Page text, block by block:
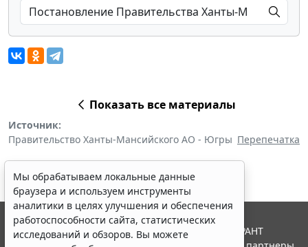
Показать все материалы
Источник:
Правительство Ханты-Мансийского АО - Югры Перепечатка
Мы обрабатываем локальные данные
браузера и используем инструменты
аналитики в целях улучшения и обеспечения
работоспособности сайта, статистических
исследований и обзоров. Вы можете
© ООО "НПП "ГАРАНТ-СЕРВИС", 2026. Система ГАРАНТ